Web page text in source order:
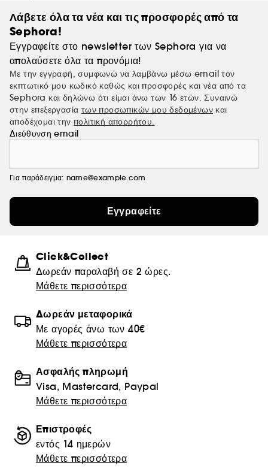
Λάβετε όλα τα νέα και τις προσφορές από τα
Sephora!
Εγγραφείτε στο newsletter των Sephora για να
απολαύσετε όλα τα προνόμια!
Με την εγγραφή, συμφωνώ να λαμβάνω μέσω email τον
εκπτωτικό μου κωδικό καθώς και προσφορές και νέα από τα
Sephora και δηλώνω ότι είμαι άνω των 16 ετών. Συναινώ
στην επεξεργασία των προσωπικών μου δεδομένων και
αποδέχομαι την πολιτική απορρήτου.
Διεύθυνση email
Για παράδειγμα: name@example.com
Εγγραφείτε
Click&Collect
Δωρεάν παραλαβή σε 2 ώρες.
Μάθετε περισσότερα
Δωρεάν μεταφορικά
Με αγορές άνω των 40€
Μάθετε περισσότερα
Ασφαλής πληρωμή
Visa, Mastercard, Paypal
Μάθετε περισσότερα
Επιστροφές
εντός 14 ημερών
Μάθετε περισσότερα